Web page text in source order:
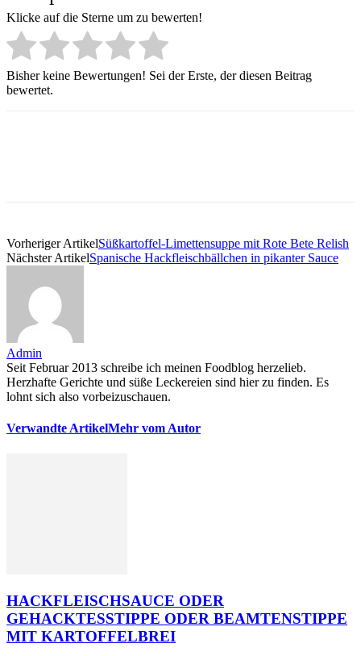
Klicke auf die Sterne um zu bewerten!
Bisher keine Bewertungen! Sei der Erste, der diesen Beitrag
bewertet.
Vorheriger ArtikelSüßkartoffel-Limettensuppe mit Rote Bete Relish
Nächster ArtikelSpanische Hackfleischbällchen in pikanter Sauce
Admin
Seit Februar 2013 schreibe ich meinen Foodblog herzelieb.
Herzhafte Gerichte und süße Leckereien sind hier zu finden. Es
lohnt sich also vorbeizuschauen.
Verwandte ArtikelMehr vom Autor
HACKFLEISCHSAUCE ODER
GEHACKTESSTIPPE ODER BEAMTENSTIPPE
MIT KARTOFFELBREI